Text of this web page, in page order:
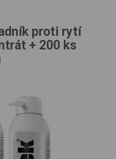
proti rytí
+ 200 ks